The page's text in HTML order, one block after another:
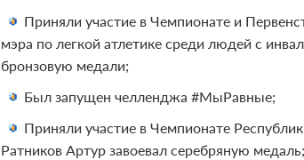
Приняли участие в Чемпионате и
мэра по легкой атлетике среди людей с
бронзовую медали;
Был запущен челленджа #МыРавные;
Приняли участие в Чемпионате
Ратников Артур завоевал серебряную медаль;